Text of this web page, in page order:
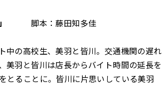
脚本：藤田知多佳
中の高校生、美羽と皆川。交通機関の遅れ
美羽と皆川は店長からバイト時間の延長を
とることに。皆川に片思いしている美羽